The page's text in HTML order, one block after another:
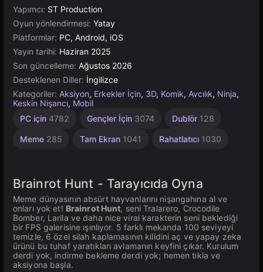
Yapımcı: ST Production
Oyun yönlendirmesi: Yatay
Platformlar: PC, Android, iOS
Yayın tarihi: Haziran 2025
Son güncelleme: Ağustos 2026
Desteklenen Diller: İngilizce
Kategoriler: Aksiyon, Erkekler İçin, 3D, Komik, Avcılık, Ninja,
Keskin Nişancı, Mobil
PC için 4782 Gençler İçin 3074 Dublör 128
Meme 285 Tam Ekran 1041 Rahatlatıcı 1030
Bağımlılık
2940
Havaya
208
Sonsuz
Masaüstü
1
4143
Bağımsız
Yüksek
3570
Rus
Tarayıcı
Unity
3175
İtalyan
Rotası
Brainrot Hunt - Tarayıcıda Oyna
Meme dünyasının absürt hayvanlarını nişangahına al ve
onları yok et! Brainrot Hunt, seni Tralarero, Crocodile
Bomber, Larila ve daha nice viral karakterin seni beklediği
bir FPS galerisine ışınlıyor. 5 farklı mekanda 100 seviyeyi
temizle, 6 özel silah kaplamasının kilidini aç ve yapay zeka
ürünü bu tuhaf yaratıkları avlamanın keyfini çıkar. Kurulum
derdi yok, indirme bekleme derdi yok; hemen tıkla ve
aksiyona başla.